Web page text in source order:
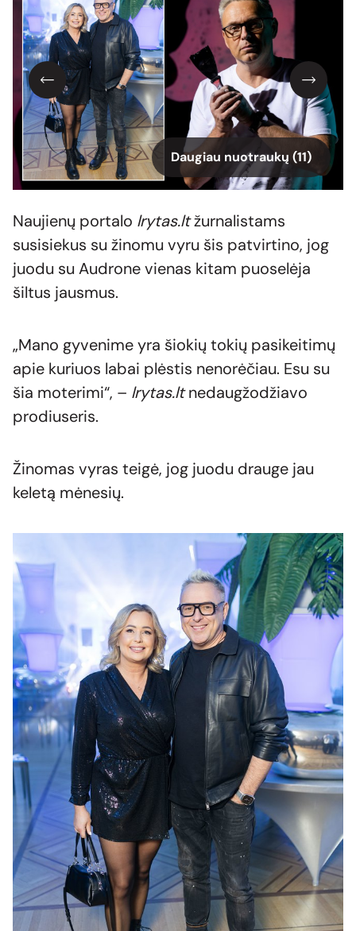
Daugiau nuotraukų (11)
Naujienų portalo lrytas.ltžurnalistams
susisiekus su žinomu vyru šis patvirtino, jog
juodu su Audrone vienas kitam puoselėja
šiltus jausmus.
„Mano gyvenime yra šiokių tokių pasikeitimų
apie kuriuos labai plėstis nenorėčiau. Esu su
šia moterimi“, – lrytas.ltnedaugžodžiavo
prodiuseris.
Žinomas vyras teigė, jog juodu drauge jau
keletą mėnesių.